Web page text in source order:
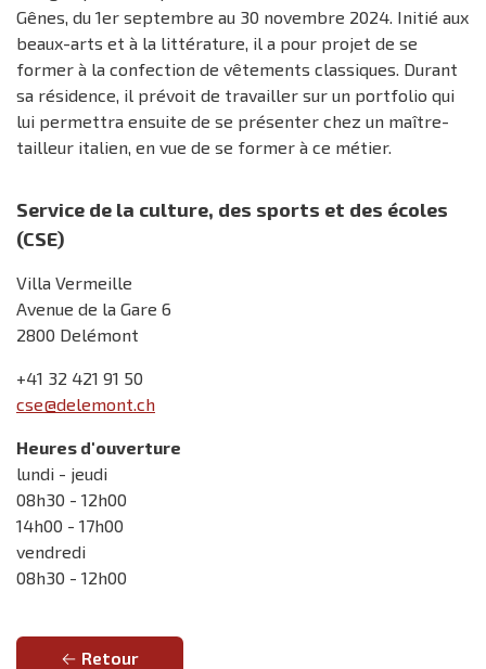
Gênes, du 1er septembre au 30 novembre 2024. Initié aux
beaux-arts et à la littérature, il a pour projet de se
former à la confection de vêtements classiques. Durant
sa résidence, il prévoit de travailler sur un portfolio qui
lui permettra ensuite de se présenter chez un maître-
tailleur italien, en vue de se former à ce métier.
Service de la culture, des sports et des écoles
(CSE)
Villa Vermeille
Avenue de la Gare 6
2800 Delémont
+41 32 421 91 50
cse@delemont.ch
Heures d'ouverture
lundi - jeudi
08h30 - 12h00
14h00 - 17h00
vendredi
08h30 - 12h00
Retour